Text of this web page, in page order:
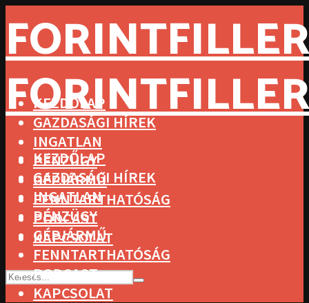
KEZDŐLAP
GAZDASÁGI HÍREK
INGATLAN
PÉNZÜGY
GÉPJÁRMŰ
FENNTARTHATÓSÁG
PODCAST
KAPCSOLAT
KEZDŐLAP
GAZDASÁGI HÍREK
INGATLAN
PÉNZÜGY
GÉPJÁRMŰ
FENNTARTHATÓSÁG
PODCAST
KAPCSOLAT